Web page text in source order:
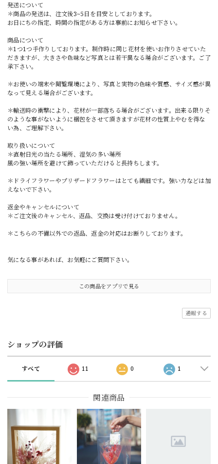
発送について
＊商品の発送は、注文後3~5日を目安としております。
お日にちの指定、時間の指定がある方は事前にお知らせ下さい。
商品について
＊1つ1つ手作りしております。制作時に同じ花材を使いお作りさせていた
だきますが、大きさや色味など写真とは若干異なる場合がございます。ご了
承下さい。
＊お使いの端末や閲覧環境により、写真と実物の色味や質感、サイズ感が異
なって見える場合がございます。
＊輸送時の衝撃により、花材が一部落ちる場合がございます。出来る限りそ
のような事がないように梱包をさせて頂きますが花材の性質上やむを得な
い為、ご理解下さい。
取り扱いについて
＊直射日光の当たる場所、湿気の多い場所
風の強い場所を避けて飾っていただけると長持ちします。
＊ドライフラワーやプリザードフラワーはとても繊細です。強い力などは加
えないで下さい。
返金やキャンセルについて
＊ご注文後のキャンセル、返品、交換は受け付けておりません。
＊こちらの不備以外での返品、返金の対応はお断りしております。
気になる事があれば、お気軽にご質問下さい。
この商品をアプリで見る
通報する
ショップの評価
すべて 11 0 1
関連商品